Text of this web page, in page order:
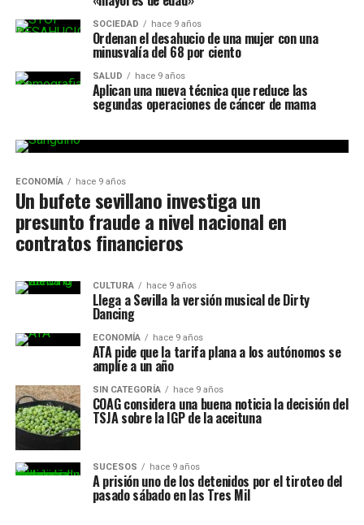
SOCIEDAD hace 9 años
Ordenan el desahucio de una mujer con una
minusvalía del 68 por ciento
SALUD hace 9 años
Aplican una nueva técnica que reduce las
segundas operaciones de cáncer de mama
ECONOMÍA hace 9 años
Un bufete sevillano investiga un
presunto fraude a nivel nacional en
contratos financieros
CULTURA hace 9 años
Llega a Sevilla la versión musical de Dirty
Dancing
ECONOMÍA hace 9 años
ATA pide que la tarifa plana a los autónomos se
amplíe a un año
SIN CATEGORÍA hace 9 años
COAG considera una buena noticia la decisión del
TSJA sobre la IGP de la aceituna
SUCESOS hace 9 años
A prisión uno de los detenidos por el tiroteo del
pasado sábado en las Tres Mil